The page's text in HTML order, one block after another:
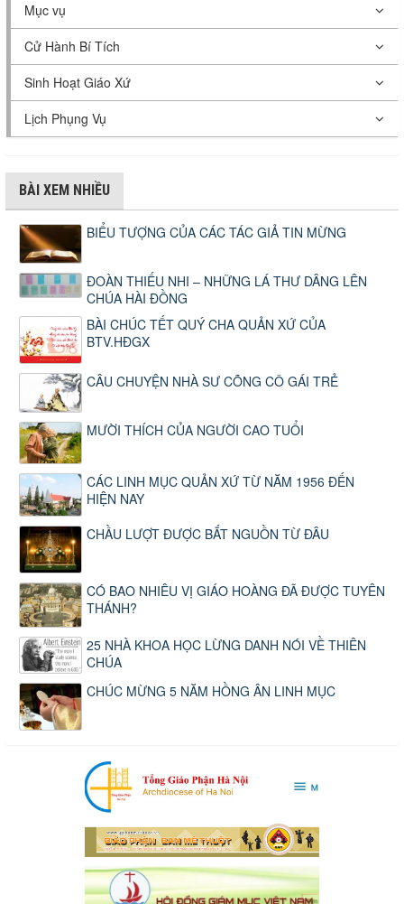
Mục vụ
Cử Hành Bí Tích
Sinh Hoạt Giáo Xứ
Lịch Phụng Vụ
BÀI XEM NHIỀU
BIỂU TƯỢNG CỦA CÁC TÁC GIẢ TIN MỪNG
ĐOÀN THIẾU NHI – NHỮNG LÁ THƯ DÂNG LÊN
CHÚA HÀI ĐỒNG
BÀI CHÚC TẾT QUÝ CHA QUẢN XỨ CỦA
BTV.HĐGX
CÂU CHUYỆN NHÀ SƯ CÕNG CÔ GÁI TRẺ
MƯỜI THÍCH CỦA NGƯỜI CAO TUỔI
CÁC LINH MỤC QUẢN XỨ TỪ NĂM 1956 ĐẾN
HIỆN NAY
CHẦU LƯỢT ĐƯỢC BẮT NGUỒN TỪ ĐÂU
CÓ BAO NHIÊU VỊ GIÁO HOÀNG ĐÃ ĐƯỢC TUYÊN
THÁNH?
25 NHÀ KHOA HỌC LỪNG DANH NÓI VỀ THIÊN
CHÚA
CHÚC MỪNG 5 NĂM HỒNG ÂN LINH MỤC